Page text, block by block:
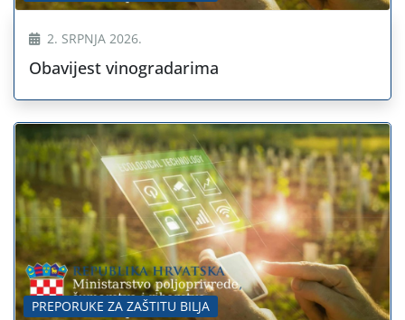
2. SRPNJA 2026.
Obavijest vinogradarima
PREPORUKE ZA ZAŠTITU BILJA